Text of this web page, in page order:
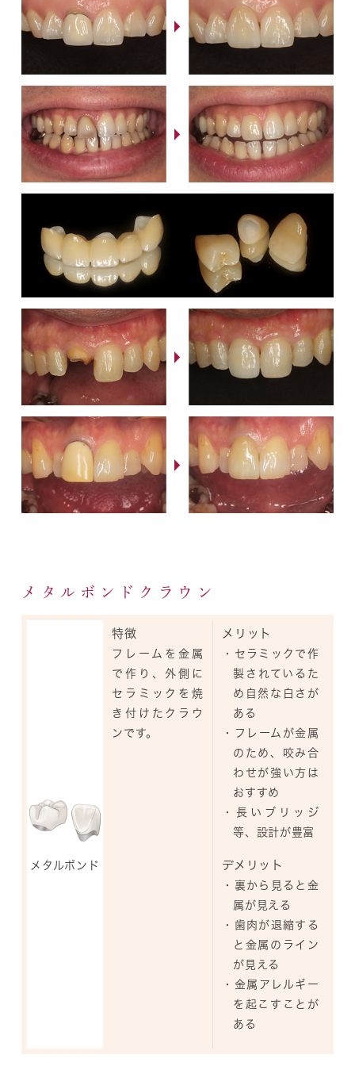
メタルボンドクラウン
メタルボンド
特徴
フレームを金属
で作り、外側に
セラミックを焼
き付けたクラウ
ンです。
メリット
・セラミックで作
製されているた
め自然な白さが
ある
・フレームが金属
のため、咬み合
わせが強い方は
おすすめ
・長いブリッジ
等、設計が豊富
デメリット
・裏から見ると金
属が見える
・歯肉が退縮する
と金属のライン
が見える
・金属アレルギー
を起こすことが
ある